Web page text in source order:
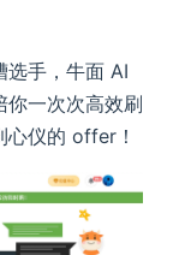
选手，牛面 AI
你一次次高效刷
心仪的 offer！